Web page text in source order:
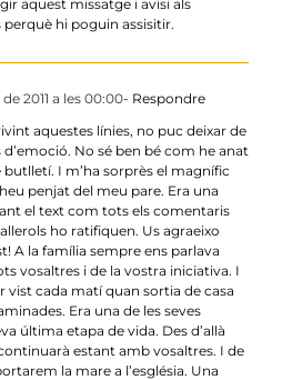
aquest missatge i avisi als
hi poguin assisitir.
2011 a les 00:00- Respondre
aquestes línies, no puc deixar de
No sé ben bé com he anat
butlletí. I m’ha sorprès el magnífic
penjat del meu pare. Era una
el text com tots els comentaris
ho ratifiquen. Us agraeixo
A la família sempre ens parlava
vosaltres i de la vostra iniciativa. I
vist cada matí quan sortia de casa
Era una de les seves
última etapa de vida. Des d’allà
estant amb vosaltres. I de
la mare a l’església. Una